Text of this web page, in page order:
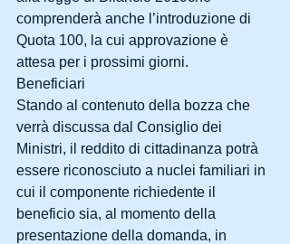
comprenderà anche l’introduzione di
Quota 100, la cui approvazione è
attesa per i prossimi giorni.
Beneficiari
Stando al contenuto della bozza che
verrà discussa dal Consiglio dei
Ministri, il reddito di cittadinanza potrà
essere riconosciuto a nuclei familiari in
cui il componente richiedente il
beneficio sia, al momento della
presentazione della domanda, in